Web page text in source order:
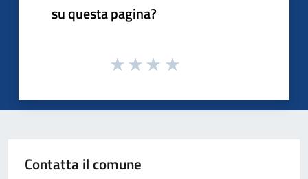
su questa pagina?
Contatta il comune